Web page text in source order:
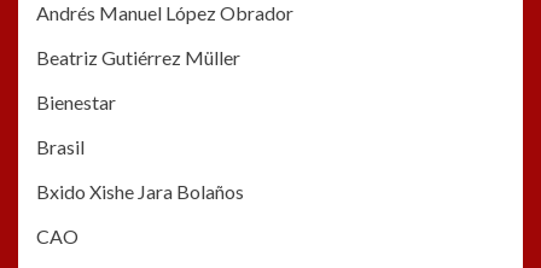
Andrés Manuel López Obrador
Beatriz Gutiérrez Müller
Bienestar
Brasil
Bxido Xishe Jara Bolaños
CAO